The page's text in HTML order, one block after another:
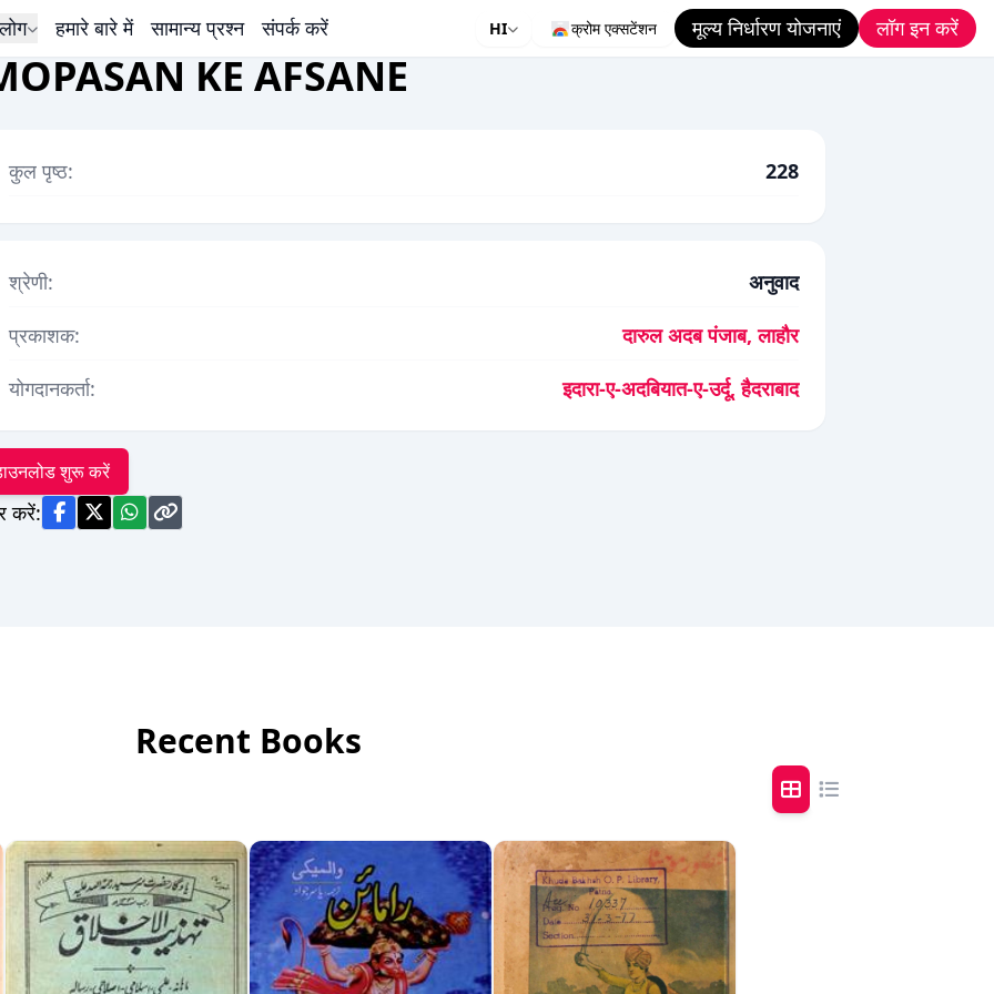
हमारे बारे में सामान्य प्रश्न संपर्क करें HI क्रोम एक्सटेंशन मूल्य निर्धारण योजनाएं लॉग इन करें
KE AFSANE
कुल पृष्ठ: 228
श्रेणी:
अनुवाद
प्रकाशक:
दारुल अदब पंजाब, लाहौर
योगदानकर्ता:
इदारा-ए-अदबियात-ए-उर्दू, हैदराबाद
शुरू करें
करें:
Recent Books